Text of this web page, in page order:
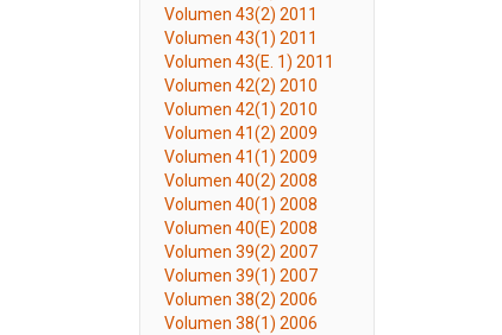
Volumen 43(2) 2011
Volumen 43(1) 2011
Volumen 43(E. 1) 2011
Volumen 42(2) 2010
Volumen 42(1) 2010
Volumen 41(2) 2009
Volumen 41(1) 2009
Volumen 40(2) 2008
Volumen 40(1) 2008
Volumen 40(E) 2008
Volumen 39(2) 2007
Volumen 39(1) 2007
Volumen 38(2) 2006
Volumen 38(1) 2006